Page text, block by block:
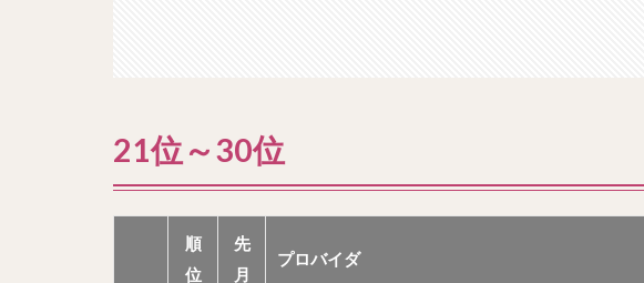
21位～30位
順
位
先
月
プロバイダ